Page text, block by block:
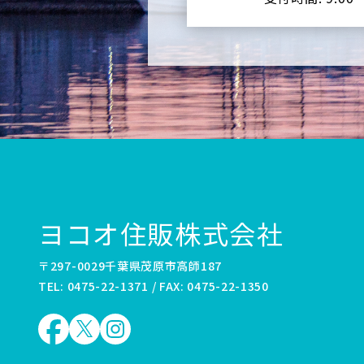
ヨコオ住販株式会社
〒297-0029千葉県茂原市高師187
TEL: 0475-22-1371 / FAX: 0475-22-1350